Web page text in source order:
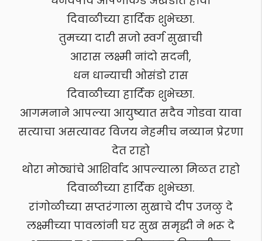
दिवाळीच्या हार्दिक शुभेच्छा.
तुमच्या दारी सजो स्वर्ग सुखाची
आरास लक्ष्मी नांदो सदनी,
धन धान्याची ओसंडो रास
दिवाळीच्या हार्दिक शुभेच्छा.
आगमनाने आपल्या आयुष्यात सदैव गोडवा यावा
सत्याचा असत्यावर विजय नेहमीच नव्यान प्रेरणा
देत राहो
थोरा मोठ्यांचे आशिर्वाद आपल्याला मिळत राहो
दिवाळीच्या हार्दिक शुभेच्छा.
रांगोळीच्या सप्तरंगाला सुखाचे दीप उजळु दे
लक्ष्मीच्या पावलांनी घर सुख समृद्धी ने भरू दे